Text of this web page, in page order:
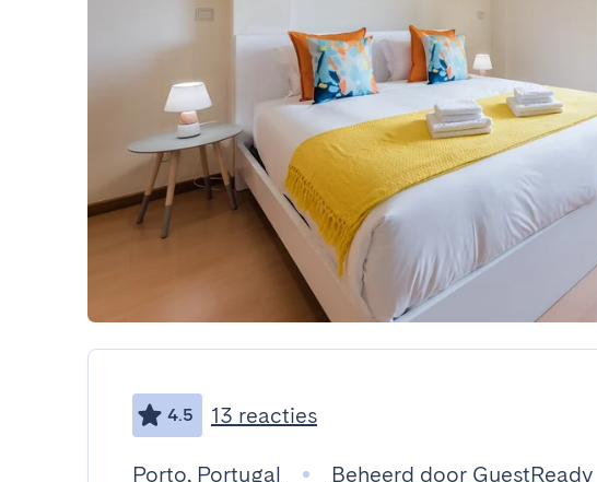
4.5 13 reacties
Porto, Portugal
Beheerd door GuestReady